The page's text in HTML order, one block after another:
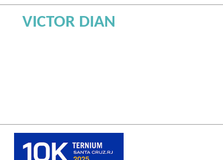
VICTOR DIAN